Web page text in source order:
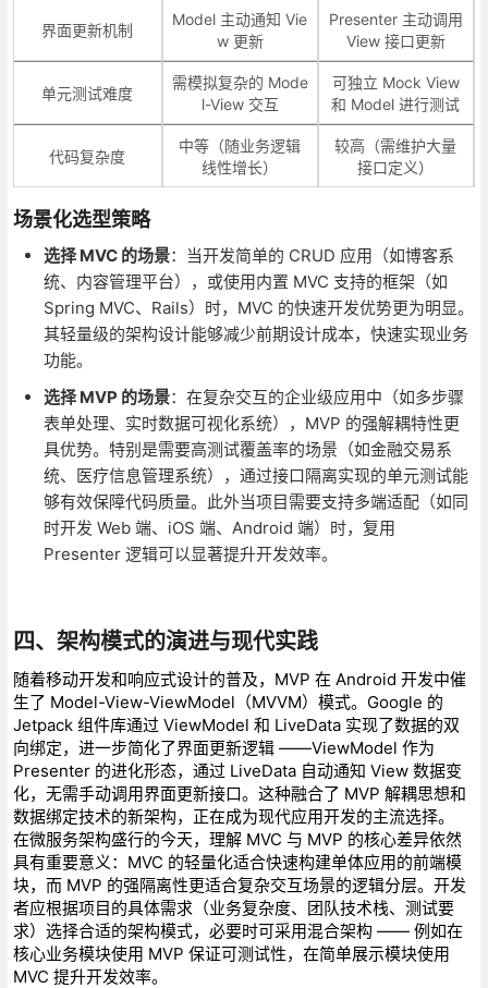
界面更新机制
Model 主动通知 Vie
w 更新
Presenter 主动调用
View 接口更新
单元测试难度
需模拟复杂的 Mode
l-View 交互
可独立 Mock View
和 Model 进行测试
代码复杂度
中等（随业务逻辑
线性增长）
较高（需维护大量
接口定义）
场景化选型策略
选择 MVC 的场景：当开发简单的 CRUD 应用（如博客系
统、内容管理平台），或使用内置 MVC 支持的框架（如
Spring MVC、Rails）时，MVC 的快速开发优势更为明显。
其轻量级的架构设计能够减少前期设计成本，快速实现业务
功能。
选择 MVP 的场景：在复杂交互的企业级应用中（如多步骤
表单处理、实时数据可视化系统），MVP 的强解耦特性更
具优势。特别是需要高测试覆盖率的场景（如金融交易系
统、医疗信息管理系统），通过接口隔离实现的单元测试能
够有效保障代码质量。此外当项目需要支持多端适配（如同
时开发 Web 端、iOS 端、Android 端）时，复用
Presenter 逻辑可以显著提升开发效率。
四、架构模式的演进与现代实践
随着移动开发和响应式设计的普及，MVP 在 Android 开发中催
生了 Model-View-ViewModel（MVVM）模式。Google 的
Jetpack 组件库通过 ViewModel 和 LiveData 实现了数据的双
向绑定，进一步简化了界面更新逻辑 ——ViewModel 作为
Presenter 的进化形态，通过 LiveData 自动通知 View 数据变
化，无需手动调用界面更新接口。这种融合了 MVP 解耦思想和
数据绑定技术的新架构，正在成为现代应用开发的主流选择。
在微服务架构盛行的今天，理解 MVC 与 MVP 的核心差异依然
具有重要意义：MVC 的轻量化适合快速构建单体应用的前端模
块，而 MVP 的强隔离性更适合复杂交互场景的逻辑分层。开发
者应根据项目的具体需求（业务复杂度、团队技术栈、测试要
求）选择合适的架构模式，必要时可采用混合架构 —— 例如在
核心业务模块使用 MVP 保证可测试性，在简单展示模块使用
MVC 提升开发效率。